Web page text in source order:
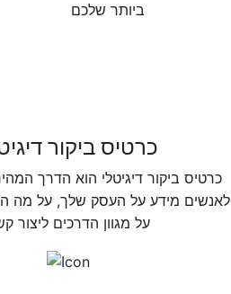
ביותר שלכם
כרטיס ביקור
כרטיס ביקור דיגיטלי הוא הדרך
לאנשים מידע על העסק שלך, על מה
על מגוון הדרכים ליצור